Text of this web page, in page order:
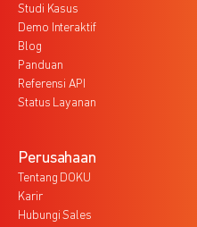
Studi Kasus
Demo Interaktif
Blog
Panduan
Referensi API
Status Layanan
Perusahaan
Tentang DOKU
Karir
Hubungi Sales